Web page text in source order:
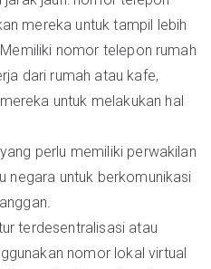
mereka untuk tampil lebih
nomor telepon rumah
dari rumah atau kafe,
untuk melakukan hal
perlu memiliki perwakilan
negara untuk berkomunikasi
terdesentralisasi atau
nomor lokal virtual